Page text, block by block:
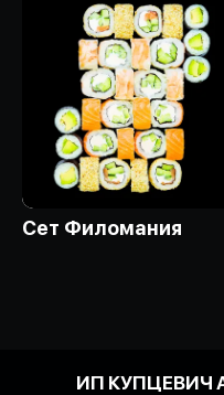
Сет Филомания
ИП КУПЦЕВИЧ